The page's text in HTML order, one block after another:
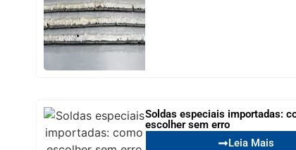
Soldas especiais importadas:
escolher sem erro
Leia Mais